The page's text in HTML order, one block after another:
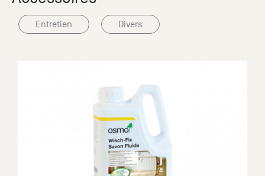
160.58 € TTC/m2
Entretien Divers